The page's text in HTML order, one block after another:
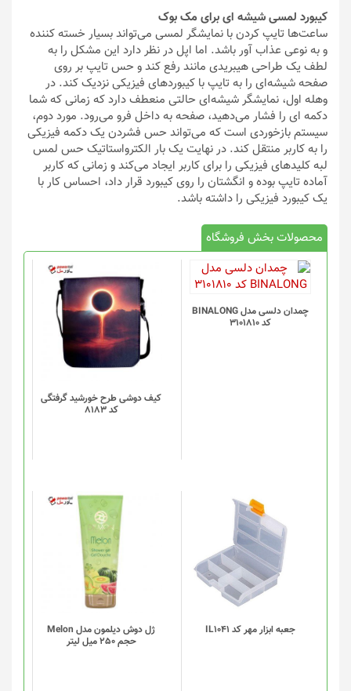
کیبورد لمسی شیشه ای برای مک بوک
ساعت‌ها تایپ کردن با نمایشگر لمسی می‌تواند بسیار خسته کننده
و به نوعی عذاب آور باشد. اما اپل در نظر دارد این مشکل را به
لطف یک طراحی هیبریدی مانند رفع کند و حس تایپ بر روی
صفحه شیشه‌ای را به تایپ با کیبوردهای فیزیکی نزدیک کند. در
وهله اول، نمایشگر شیشه‌ای حالتی منعطف دارد که زمانی که شما
دکمه ای را فشار می‌دهید، صفحه به داخل فرو می‌رود. مورد دوم،
سیستم بازخوردی است که می‌تواند حس فشردن یک دکمه فیزیکی
را به کاربر منتقل کند. در نهایت یک بار الکترواستاتیک حس لمس
لبه کلیدهای فیزیکی را برای کاربر ایجاد می‌کند و زمانی که کاربر
آماده تایپ بوده و انگشتان را روی کیبورد قرار داد، احساس کار با
یک کیبورد فیزیکی را داشته باشد.
محصولات بخش فروشگاه
چمدان دلسی مدل BINALONG
کد 3101810
کیف دوشی طرح خورشید گرفتگی
کد 8183
جعبه ابزار مهر کد IL1041
این
محصول
دارای
انواع
مختلفی
می
باشد.
گزینه
ژل دوش دیلمون مدل Melon
حجم 250 میل لیتر